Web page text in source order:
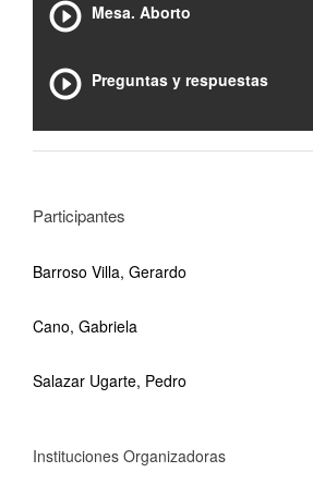
Mesa. Aborto
Preguntas y respuestas
Participantes
Barroso Villa, Gerardo
Cano, Gabriela
Salazar Ugarte, Pedro
Instituciones Organizadoras